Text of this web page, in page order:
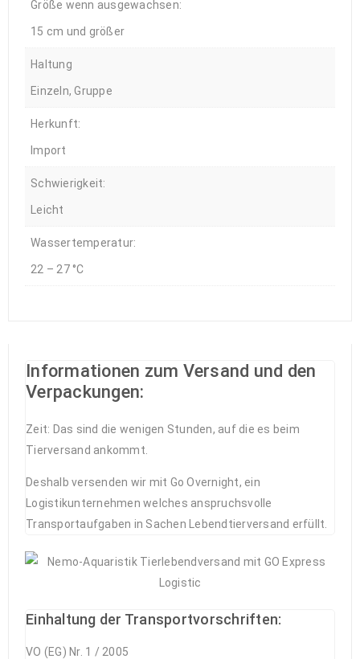
Größe wenn ausgewachsen:
15 cm und größer
Haltung
Einzeln, Gruppe
Herkunft:
Import
Schwierigkeit:
Leicht
Wassertemperatur:
22 – 27 °C
Informationen zum Versand und den
Verpackungen:
Zeit: Das sind die wenigen Stunden, auf die es beim
Tierversand ankommt.
Deshalb versenden wir mit Go Overnight, ein
Logistikunternehmen welches anspruchsvolle
Transportaufgaben in Sachen Lebendtierversand erfüllt.
Einhaltung der Transportvorschriften:
VO (EG) Nr. 1 / 2005